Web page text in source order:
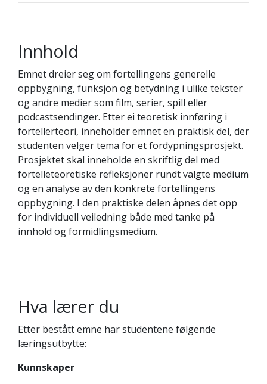
Innhold
Emnet dreier seg om fortellingens generelle
oppbygning, funksjon og betydning i ulike tekster
og andre medier som film, serier, spill eller
podcastsendinger. Etter ei teoretisk innføring i
fortellerteori, inneholder emnet en praktisk del, der
studenten velger tema for et fordypningsprosjekt.
Prosjektet skal inneholde en skriftlig del med
fortelleteoretiske refleksjoner rundt valgte medium
og en analyse av den konkrete fortellingens
oppbygning. I den praktiske delen åpnes det opp
for individuell veiledning både med tanke på
innhold og formidlingsmedium.
Hva lærer du
Etter bestått emne har studentene følgende
læringsutbytte:
Kunnskaper